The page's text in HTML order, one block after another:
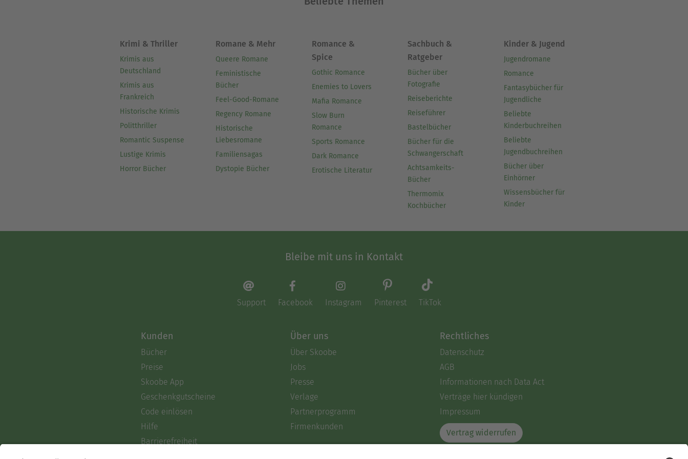
Krimi & Thriller
Krimis aus
Deutschland
Krimis aus
Frankreich
Historische Krimis
Politthriller
Romantic Suspense
Lustige Krimis
Horror Bücher
Romane & Mehr
Queere Romane
Feministische
Bücher
Feel-Good-Romane
Regency Romane
Historische
Liebesromane
Familiensagas
Dystopie Bücher
Romance &
Spice
Gothic Romance
Enemies to Lovers
Mafia Romance
Slow Burn
Romance
Sports Romance
Dark Romance
Erotische Literatur
Sachbuch &
Ratgeber
Bücher über
Fotografie
Reiseberichte
Reiseführer
Bastelbücher
Bücher für die
Schwangerschaft
Achtsamkeits-
Bücher
Thermomix
Kochbücher
Kinder & Jugend
Jugendromane
Romance
Fantasybücher für
Jugendliche
Beliebte
Kinderbuchreihen
Beliebte
Jugendbuchreihen
Bücher über
Einhörner
Wissensbücher für
Kinder
Bleibe mit uns in Kontakt
Support Facebook Instagram Pinterest TikTok
Kunden
Bücher
Preise
Skoobe App
Geschenkgutscheine
Code einlösen
Hilfe
Barrierefreiheit
Über uns
Über Skoobe
Jobs
Presse
Verlage
Partnerprogramm
Firmenkunden
Rechtliches
Datenschutz
AGB
Informationen nach Data Act
Verträge hier kündigen
Impressum
Vertrag widerrufen